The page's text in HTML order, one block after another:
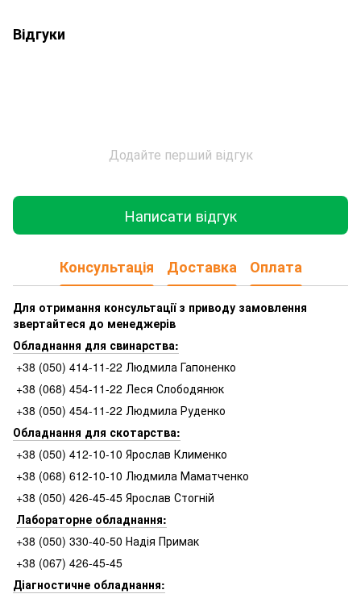
Відгуки
Додайте перший відгук
Написати відгук
Консультація Доставка Оплата
Для отримання консультації з приводу замовлення
звертайтеся до менеджерів
Обладнання для свинарства:
+38 (050) 414-11-22 Людмила Гапоненко
+38 (068) 454-11-22 Леся Слободянюк
+38 (050) 454-11-22 Людмила Руденко
Обладнання для скотарства:
+38 (050) 412-10-10 Ярослав Клименко
+38 (068) 612-10-10 Людмила Маматченко
+38 (050) 426-45-45 Ярослав Стогній
Лабораторне обладнання:
+38 (050) 330-40-50 Надія Примак
+38 (067) 426-45-45
Діагностичне обладнання: